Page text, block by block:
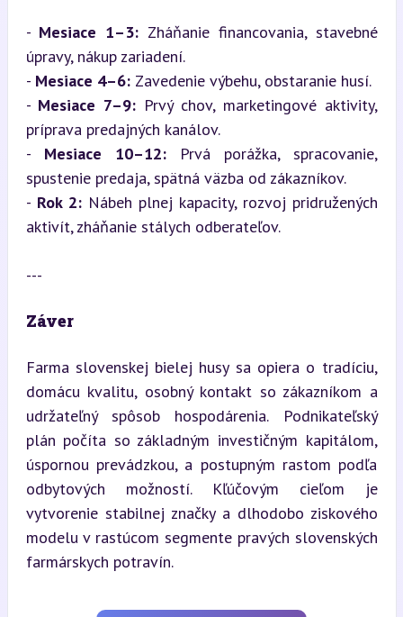
- Mesiace 1–3: Zháňanie financovania, stavebné
úpravy, nákup zariadení.
- Mesiace 4–6: Zavedenie výbehu, obstaranie husí.
- Mesiace 7–9: Prvý chov, marketingové aktivity,
príprava predajných kanálov.
- Mesiace 10–12: Prvá porážka, spracovanie,
spustenie predaja, spätná väzba od zákazníkov.
- Rok 2: Nábeh plnej kapacity, rozvoj pridružených
aktivít, zháňanie stálych odberateľov.
---
Záver
Farma slovenskej bielej husy sa opiera o tradíciu,
domácu kvalitu, osobný kontakt so zákazníkom a
udržateľný spôsob hospodárenia. Podnikateľský
plán počíta so základným investičným kapitálom,
úspornou prevádzkou, a postupným rastom podľa
odbytových možností. Kľúčovým cieľom je
vytvorenie stabilnej značky a dlhodobo ziskového
modelu v rastúcom segmente pravých slovenských
farmárskych potravín.